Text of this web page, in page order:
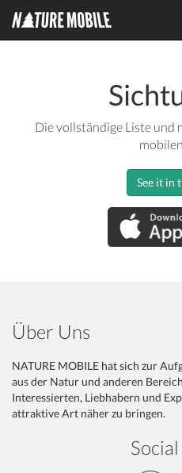
Die vollständige Liste und
See it in
Über Uns
NATURE MOBILE hat sich zur
aus der Natur und anderen
Interessierten, Liebhabern und
attraktive Art näher zu bringen.